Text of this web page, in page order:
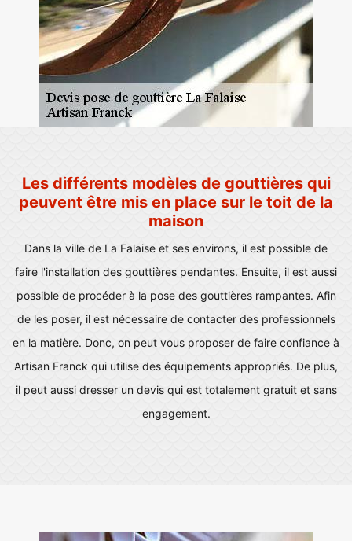
Les différents modèles de gouttières qui
peuvent être mis en place sur le toit de la
maison
Dans la ville de La Falaise et ses environs, il est possible de
faire l'installation des gouttières pendantes. Ensuite, il est aussi
possible de procéder à la pose des gouttières rampantes. Afin
de les poser, il est nécessaire de contacter des professionnels
en la matière. Donc, on peut vous proposer de faire confiance à
Artisan Franck qui utilise des équipements appropriés. De plus,
il peut aussi dresser un devis qui est totalement gratuit et sans
engagement.